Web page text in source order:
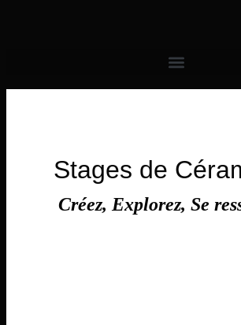
Stages de
Créez, Explorez, Se